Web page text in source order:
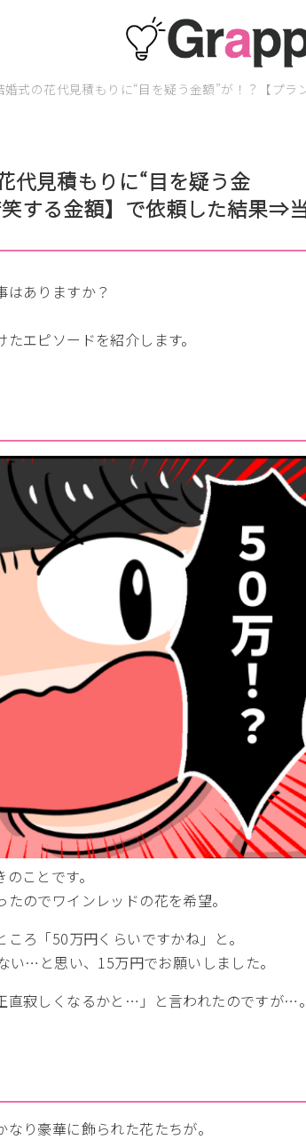
婚式の花代見積もりに“目を疑う金額”が！？【
代見積もりに“目を疑う金
する金額】で依頼した結果⇒
はありますか？
エピソードを紹介します。
ことです。
のでワインレッドの花を希望。
ろ「50万円くらいですかね」と。
い…と思い、15万円でお願いしました。
直寂しくなるかと…」と言われたのですが…。
り豪華に飾られた花たちが。